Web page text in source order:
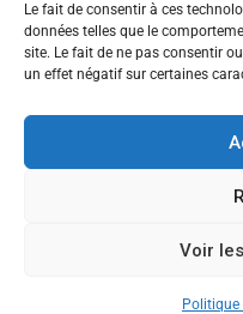
Le fait de consentir à ces
données telles que le
site. Le fait de ne pas consentir
un effet négatif sur certaines
Voir
Sortie découverte
Tau
Témoignage